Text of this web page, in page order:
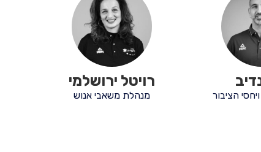
הציבור
רויטל ירושלמי
מנהלת משאבי אנוש